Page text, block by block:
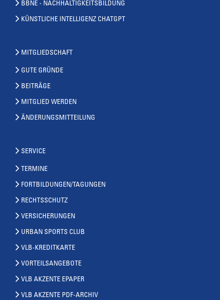
BBNE - NACHHALTIGKEITSBILDUNG
KÜNSTLICHE INTELLIGENZ CHATGPT
MITGLIEDSCHAFT
GUTE GRÜNDE
BEITRÄGE
MITGLIED WERDEN
ÄNDERUNGSMITTEILUNG
SERVICE
TERMINE
FORTBILDUNGEN/TAGUNGEN
RECHTSSCHUTZ
VERSICHERUNGEN
URBAN SPORTS CLUB
VLB-KREDITKARTE
VORTEILSANGEBOTE
VLB AKZENTE EPAPER
VLB AKZENTE PDF-ARCHIV